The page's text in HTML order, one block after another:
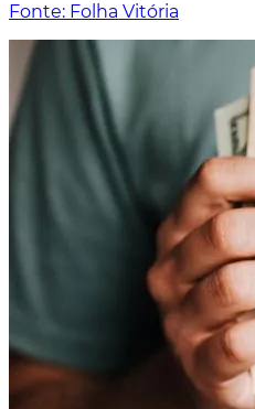
Fonte: Folha Vitória